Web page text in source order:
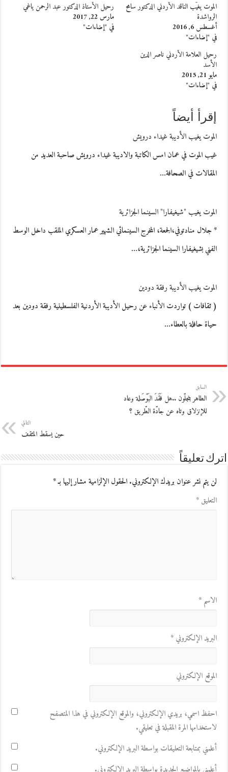
الموت يغيّب الناقد الأردني الدكتور سامح
الرواشدة
أغسطس 6, 2016
في "إضاءات"
رحيل الأستاذ الدكتور عبد الرحمن ياغي
مارس 22, 2017
في "إضاءات"
رحيل العلامة الأردني ناصر الدين
الأسد
مايو 21, 2015
في "إضاءات"
إقرأ أيضاً
الموت يغيب الأديبة غيداء درويش
غيب الموت في عمان امس الكاتبة والاديبة غيداء درويش صاحبة العديد من
المقالات في الصحافة…
الموت يغيب "شيغيفارا" السينما الجزائرية
* جلال منادتوفي،الجمعة، المخرج السينمائي الشهير عمار العسكري الملقب داخل الوسط
الفني بشيغيفارا السينما الجزائرية،…
الموت يغيب الأديبة رفقة دودين
( ثقافات ) تواردت الأنباء عن رحيل الأديبة الأردنية الفلسطينية رفقة دودين بعد
حياة حافلة بالعطاء…
السابق
الطاهر بنجلّون ..هل فَقَدَ البَوْصَلة وعاد
للإنزلاق وتاه عن جادّة الطّريق ؟
التالي
حين يسقط المثقف
اترك تعليقاً
لن يتم نشر عنوان بريدك الإلكتروني.الحقول الإلزامية مشار إليها بـ*
التعليق*
الاسم*
البريد الإلكتروني*
الموقع الإلكتروني
احفظ اسمي، بريدي الإلكتروني، والموقع الإلكتروني في هذا المتصفح
لاستخدامها المرة المقبلة في تعليقي.
أعلمني بمتابعة التعليقات بواسطة البريد الإلكتروني.